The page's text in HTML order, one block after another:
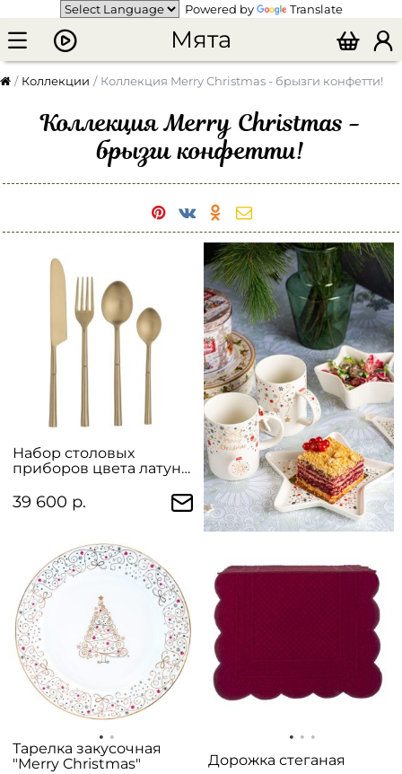
Powered by Translate
Мята
Коллекции Коллекция Merry Christmas - брызги конфетти!
Коллекция Merry Christmas -
брызги конфетти!
Набор столовых
приборов цвета латуни
39 600 р.
Тарелка закусочная
"Merry Christmas"
Дорожка стеганая